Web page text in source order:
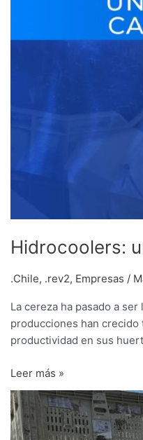
Hidrocoolers:
.Chile, .rev2, Empresas /
La cereza ha pasado a
producciones han crecido
productividad en sus
Leer más »
Hidrocoolers
hacen
la